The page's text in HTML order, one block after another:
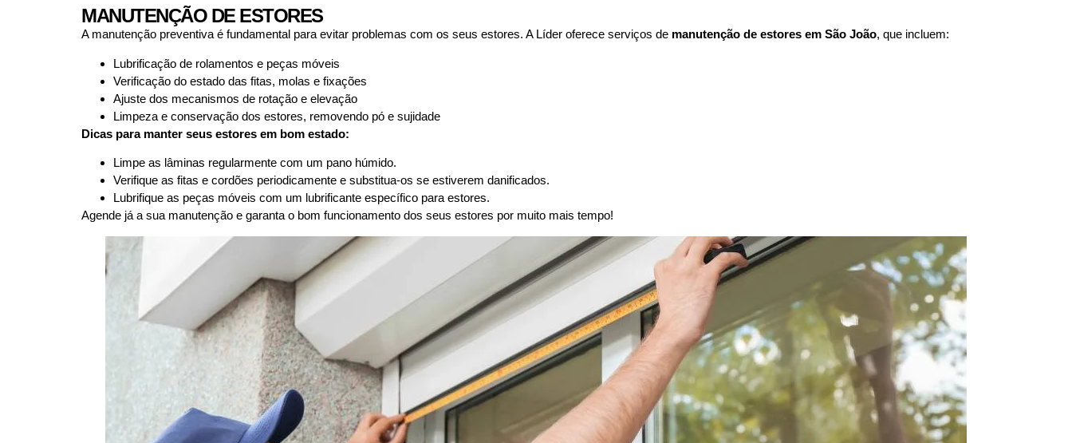
MANUTENÇÃO DE ESTORES
A manutenção preventiva é fundamental para evitar problemas com os seus estores. A Líder oferece serviços de manutenção de estores em São João, que incluem:
Lubrificação de rolamentos e peças móveis
Verificação do estado das fitas, molas e fixações
Ajuste dos mecanismos de rotação e elevação
Limpeza e conservação dos estores, removendo pó e sujidade
Dicas para manter seus estores em bom estado:
Limpe as lâminas regularmente com um pano húmido.
Verifique as fitas e cordões periodicamente e substitua-os se estiverem danificados.
Lubrifique as peças móveis com um lubrificante específico para estores.
Agende já a sua manutenção e garanta o bom funcionamento dos seus estores por muito mais tempo!